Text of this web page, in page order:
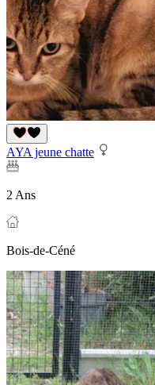
AYA jeune chatte
2 Ans
Bois-de-Céné